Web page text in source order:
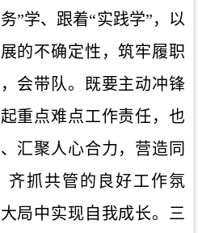
”学、跟着“实践学”，以
的不确定性，筑牢履职
会带队。既要主动冲锋
重点难点工作责任，也
汇聚人心合力，营造同
齐抓共管的良好工作氛
局中实现自我成长。三